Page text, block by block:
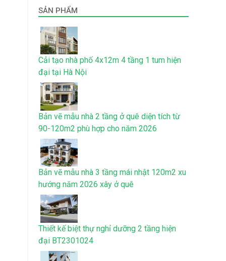
SẢN PHẨM
Cải tạo nhà phố 4x12m 4 tầng 1 tum hiện
đại tại Hà Nội
Bản vẽ mẫu nhà 2 tầng ở quê diện tích từ
90-120m2 phù hợp cho năm 2026
Bản vẽ mẫu nhà 3 tầng mái nhật 120m2 xu
hướng năm 2026 xây ở quê
Thiết kế biệt thự nghỉ dưỡng 2 tầng hiện
đại BT2301024